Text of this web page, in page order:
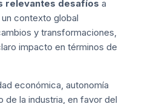
relevantes desafíos a
contexto global
y transformaciones,
impacto en términos de
económica, autonomía
la industria, en favor del